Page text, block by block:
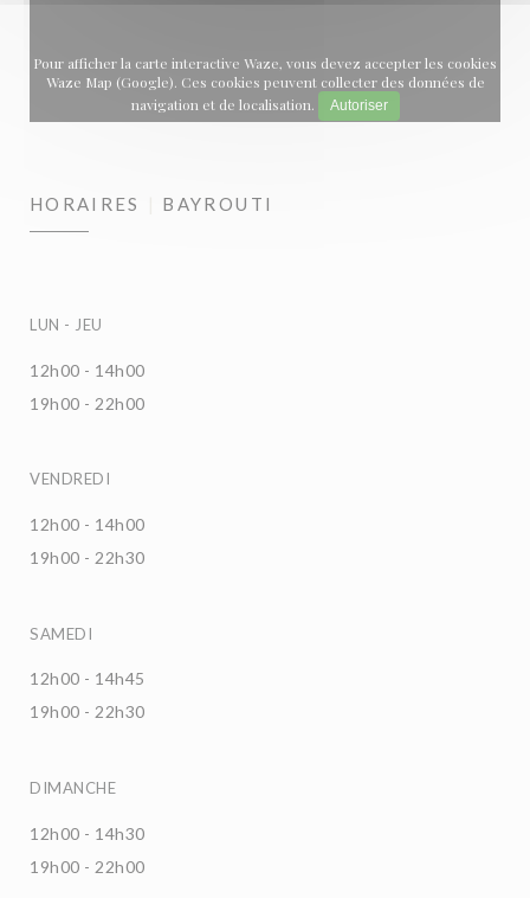
Pour afficher la carte interactive Waze, vous devez accepter les cookies
Waze Map (Google). Ces cookies peuvent collecter des données de
navigation et de localisation.
Autoriser
HORAIRES BAYROUTI
LUN - JEU
12h00 - 14h00
19h00 - 22h00
VENDREDI
12h00 - 14h00
19h00 - 22h30
SAMEDI
12h00 - 14h45
19h00 - 22h30
DIMANCHE
12h00 - 14h30
19h00 - 22h00